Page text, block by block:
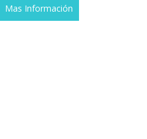
Mas Información